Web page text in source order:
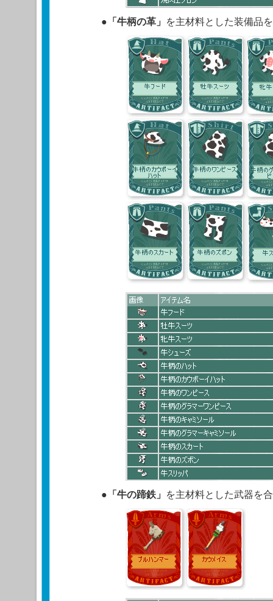
● 「牛柄の革」 を主材料とした装備品
● 「牛の蹄鉄」 を主材料とした武器を